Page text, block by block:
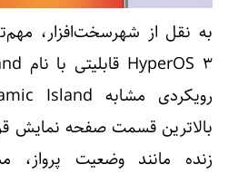
به نقل از شهرسخت‌افزار،
بالاترین قسمت صفحه نمایش
زنده مانند وضعیت پرواز،